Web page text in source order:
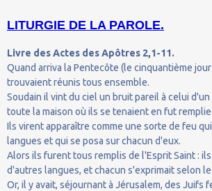
LITURGIE DE LA PAROLE.
Livre des Actes des Apôtres 2,1-11.
Quand arriva la Pentecôte (le cinquantième
trouvaient réunis tous ensemble.
Soudain il vint du ciel un bruit pareil à celui
toute la maison où ils se tenaient en fut remplie.
Ils virent apparaître comme une sorte de feu
langues et qui se posa sur chacun d'eux.
Alors ils furent tous remplis de l'Esprit Saint :
d'autres langues, et chacun s'exprimait selon
Or, il y avait, séjournant à Jérusalem, des Juifs